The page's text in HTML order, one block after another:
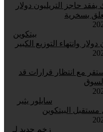
يفقد حاجز التريليون دولار
بسخرية
بيتكوين
مع انتظار قرارات قد
سايلور يثير
مستقبل البيتكوين
زخم جديد لـ